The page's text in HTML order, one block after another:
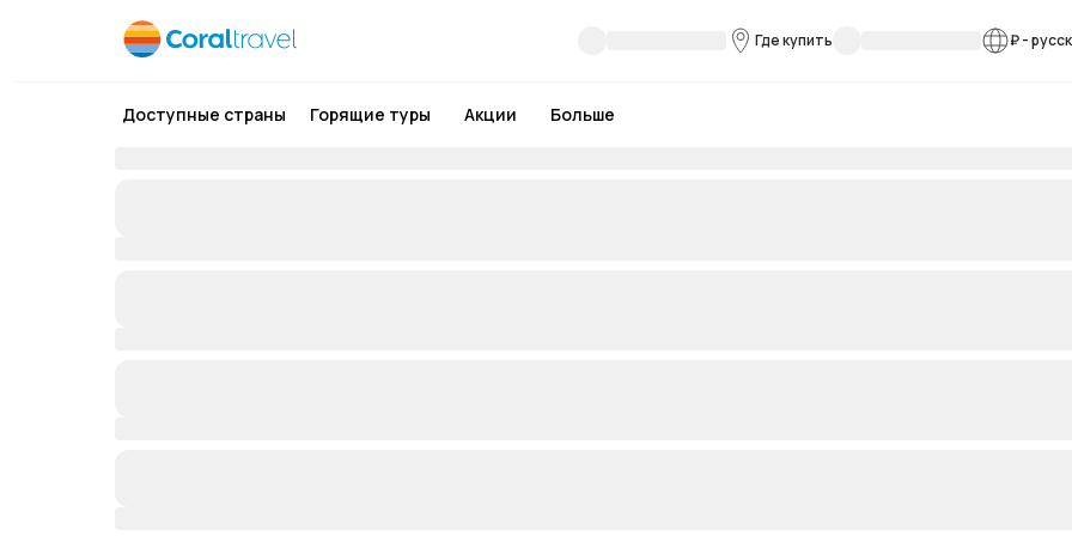
Где купить ₽-
Доступные страны Горящие туры Акции Больше